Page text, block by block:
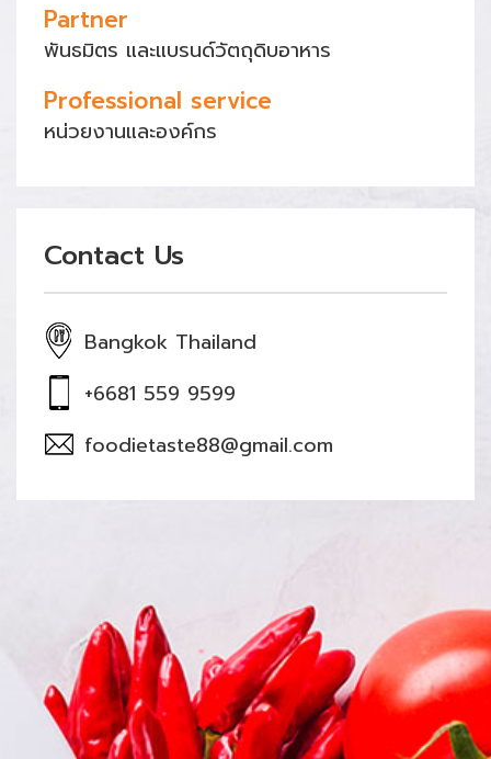
Partner
พันธมิตร และแบรนด์วัตถุดิบอาหาร
Professional service
หน่วยงานและองค์กร
Contact Us
Bangkok Thailand
+6681 559 9599
foodietaste88@gmail.com